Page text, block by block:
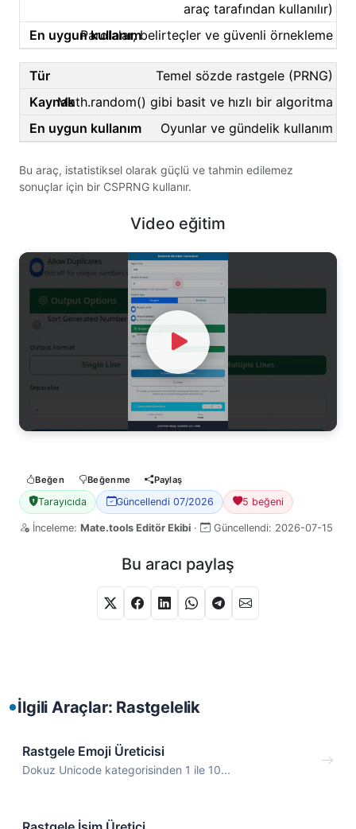
araç tarafından kullanılır)
Parolalar, belirteçler ve güvenli örnekleme
Temel sözde rastgele (PRNG)
Math.random() gibi basit ve hızlı bir algoritma
Oyunlar ve gündelik kullanım
Bu araç, istatistiksel olarak güçlü ve tahmin edilemez
sonuçlar için bir CSPRNG kullanır.
Video eğitim
Watch Video
Beğen Beğenme Paylaş
Tarayıcıda Güncellendi 07/2026 5 beğeni
İnceleme: Mate.tools Editör Ekibi · Güncellendi: 2026-07-15
Bu aracı paylaş
İlgili Araçlar: Rastgelelik
Rastgele Emoji Üreticisi
Dokuz Unicode kategorisinden 1 ile 10...